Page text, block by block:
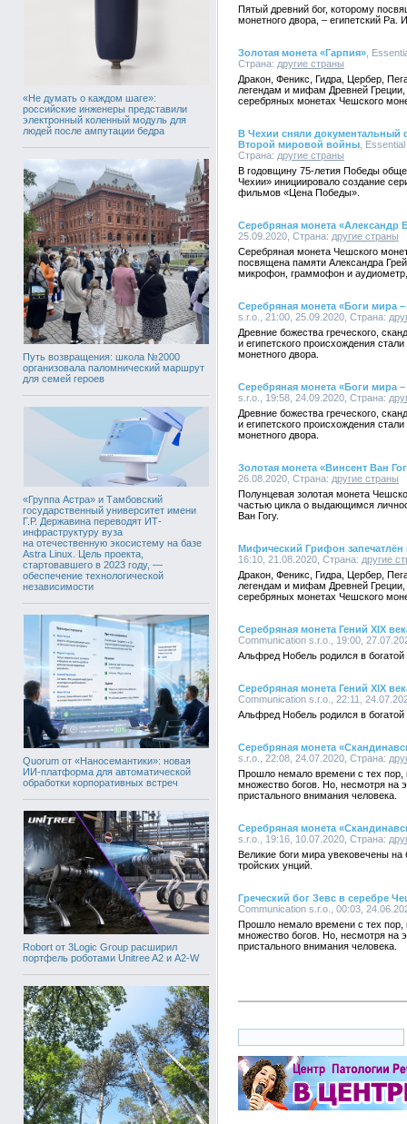
«Не думать о каждом шаге»:
российские инженеры представили
электронный коленный модуль для
людей после ампутации бедра
Путь возвращения: школа №2000
организовала паломнический маршрут
для семей героев
«Группа Астра» и Тамбовский
государственный университет имени
Г.Р. Державина переводят ИТ-
инфраструктуру вуза
на отечественную экосистему на базе
Astra Linux. Цель проекта,
стартовавшего в 2023 году, —
обеспечение технологической
независимости
Quorum от «Наносемантики»: новая
ИИ-платформа для автоматической
обработки корпоративных встреч
Robort от 3Logic Group расширил
портфель роботами Unitree A2 и A2-W
Пятый древний бог, которому
монетного двора, – египетский Ра.
Золотая монета «Гарпия» ,
Страна: другие страны
Дракон, Феникс, Гидра, Цербер,
легендам и мифам Древней
серебряных монетах Чешского
В Чехии сняли
Второй мировой войны ,
Страна: другие страны
В годовщину 75-летия Победы
Чехии» инициировало создание
фильмов «Цена Победы».
Серебряная монета «Александр
25.09.2020, Страна: другие страны
Серебряная монета Чешского
посвящена памяти Александра
микрофон, граммофон и
Серебряная монета «Боги мира –
s.r.o., 21:00, 25.09.2020, Страна:
Древние божества греческого,
и египетского происхождения
монетного двора.
Серебряная монета «Боги мира –
s.r.o., 19:58, 24.09.2020, Страна:
Древние божества греческого,
и египетского происхождения
монетного двора.
Золотая монета «Винсент Ван
26.08.2020, Страна: другие страны
Полунцевая золотая монета
частью цикла о выдающимся
Ван Гогу.
Мифический Грифон запечатлён
16:10, 21.08.2020, Страна: другие
Дракон, Феникс, Гидра, Цербер,
легендам и мифам Древней
серебряных монетах Чешского
Серебряная монета Гений XIX
Communication s.r.o., 19:00,
Альфред Нобель родился в
Серебряная монета Гений XIX
Communication s.r.o., 22:11,
Альфред Нобель родился в
Серебряная монета
s.r.o., 22:08, 24.07.2020, Страна:
Прошло немало времени с тех пор,
множество богов. Но, несмотря на
пристального внимания человека.
Серебряная монета
s.r.o., 19:16, 10.07.2020, Страна:
Великие боги мира увековечены
тройских унций.
Греческий бог Зевс в серебре
Communication s.r.o., 00:03,
Прошло немало времени с тех пор,
множество богов. Но, несмотря на
пристального внимания человека.